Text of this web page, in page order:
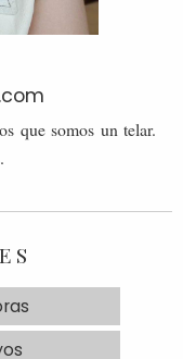
que somos un telar.